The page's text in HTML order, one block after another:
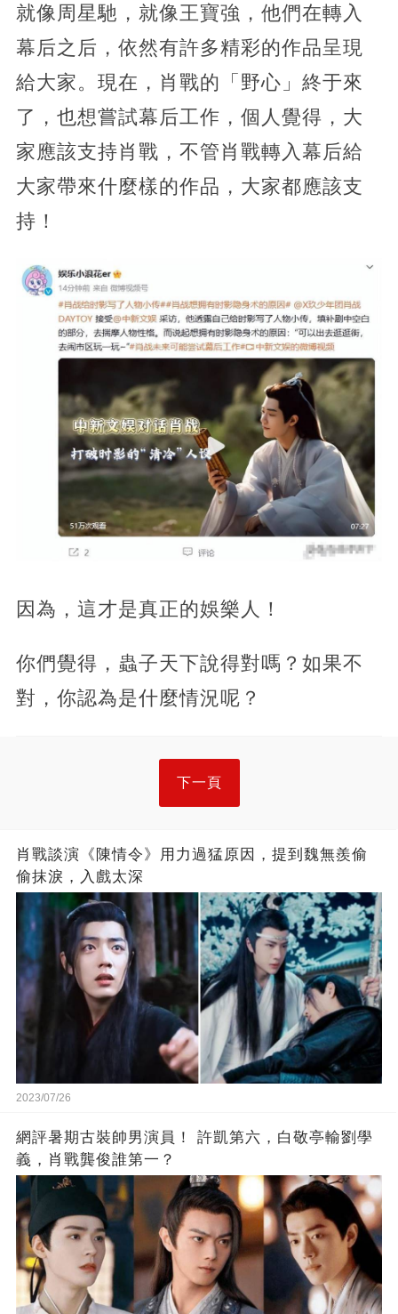
就像周星馳，就像王寶強，他們在轉入
幕后之后，依然有許多精彩的作品呈現
給大家。現在，肖戰的「野心」終于來
了，也想嘗試幕后工作，個人覺得，大
家應該支持肖戰，不管肖戰轉入幕后給
大家帶來什麼樣的作品，大家都應該支
持！
因為，這才是真正的娛樂人！
你們覺得，蟲子天下說得對嗎？如果不
對，你認為是什麼情況呢？
下一頁
肖戰談演《陳情令》用力過猛原因，提到魏無羨偷
偷抹淚，入戲太深
2023/07/26
網評暑期古裝帥男演員！ 許凱第六，白敬亭輸劉學
義，肖戰龔俊誰第一？